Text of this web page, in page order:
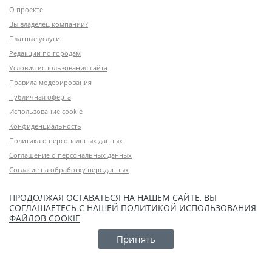
О проекте
Вы владелец компании?
Платные услуги
Редакции по городам
Условия использования сайта
Правила модерирования
Публичная оферта
Использование cookie
Конфиденциальность
Политика о персональных данных
Соглашение о персональных данных
Согласие на обработку перс.данных
ПРОДОЛЖАЯ ОСТАВАТЬСЯ НА НАШЕМ САЙТЕ, ВЫ
СОГЛАШАЕТЕСЬ С НАШЕЙ ПОЛИТИКОЙ ИСПОЛЬЗОВАНИЯ
ФАЙЛОВ COOKIE
Принять